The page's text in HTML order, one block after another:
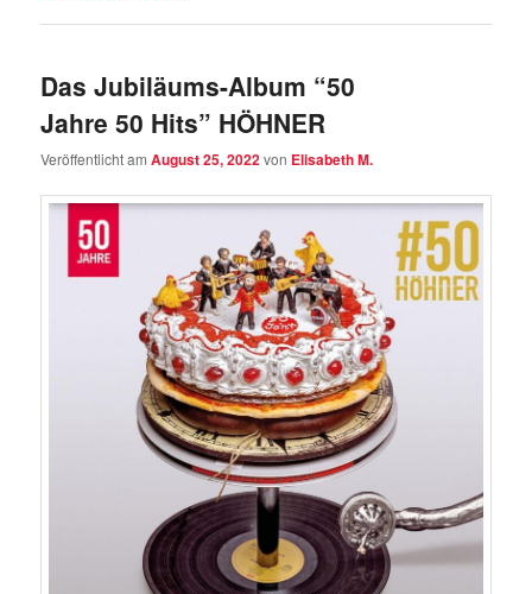
Das Jubiläums-Album “50
Jahre 50 Hits” HÖHNER
Veröffentlicht amAugust 25, 2022von Elisabeth M.